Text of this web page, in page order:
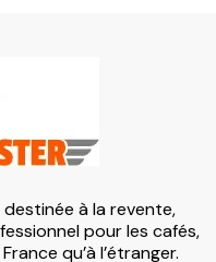
à la revente,
pour les cafés,
qu’à l’étranger.